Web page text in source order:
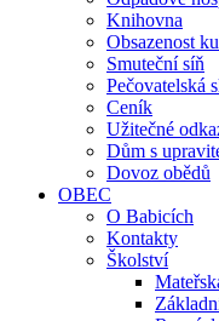
Knihovna
Obsazenost
Smuteční síň
Pečovatelská
Ceník
Užitečné
Dům s
Dovoz obědů
OBEC
O Babicích
Kontakty
Školství